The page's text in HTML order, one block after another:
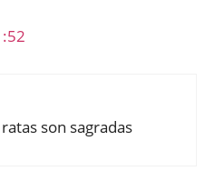
son sagradas